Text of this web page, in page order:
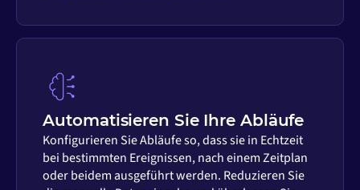
Automatisieren Sie Ihre Abläufe
Konfigurieren Sie Abläufe so, dass sie in Echtzeit
bei bestimmten Ereignissen, nach einem Zeitplan
oder beidem ausgeführt werden. Reduzieren Sie